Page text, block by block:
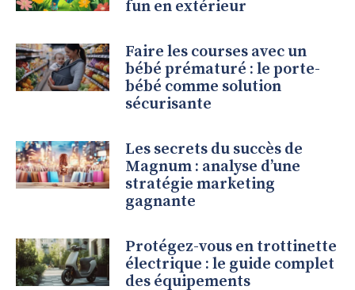
fun en extérieur
Faire les courses avec un
bébé prématuré : le porte-
bébé comme solution
sécurisante
Les secrets du succès de
Magnum : analyse d’une
stratégie marketing
gagnante
Protégez-vous en trottinette
électrique : le guide complet
des équipements